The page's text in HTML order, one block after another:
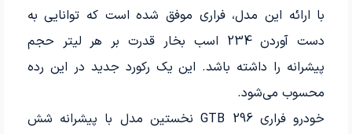
با ارائه این مدل، فراری موفق شده است که توانایی به
دست آوردن 234 اسب بخار قدرت بر هر لیتر حجم
پیشرانه را داشته باشد. این یک رکورد جدید در این رده
محسوب می‌شود.
خودرو فراری 296 GTB نخستین مدل با پیشرانه شش